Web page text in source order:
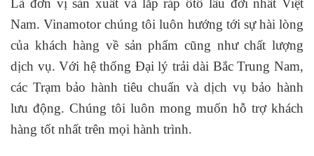
Là đơn vị sản xuất và lắp ráp ôtô lâu đời nhất Việt
Nam. Vinamotor chúng tôi luôn hướng tới sự hài lòng
của khách hàng về sản phẩm cũng như chất lượng
dịch vụ. Với hệ thống Đại lý trải dài Bắc Trung Nam,
các Trạm bảo hành tiêu chuẩn và dịch vụ bảo hành
lưu động. Chúng tôi luôn mong muốn hỗ trợ khách
hàng tốt nhất trên mọi hành trình.